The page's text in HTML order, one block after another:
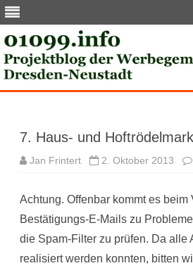
7. Haus- und
Jan Frintert 2. Oktober 2013
Achtung. Offenbar kommt es beim
Bestätigungs-E-Mails zu
die Spam-Filter zu prüfen. Da alle
realisiert werden konnten, bitten